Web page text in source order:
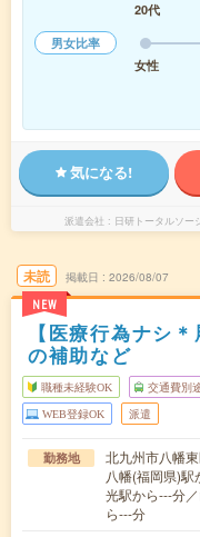
20代
男女比率
女性
気になる!
派遣会社 日研トータルソ
未読
NEW
掲載日 2026/08/07
【医療行為ナシ
の補助など
職種未経験OK 交通費別
WEB登録OK 派遣
勤務地
北九州市八幡
八幡(福岡県)
光駅から---分
ら---分